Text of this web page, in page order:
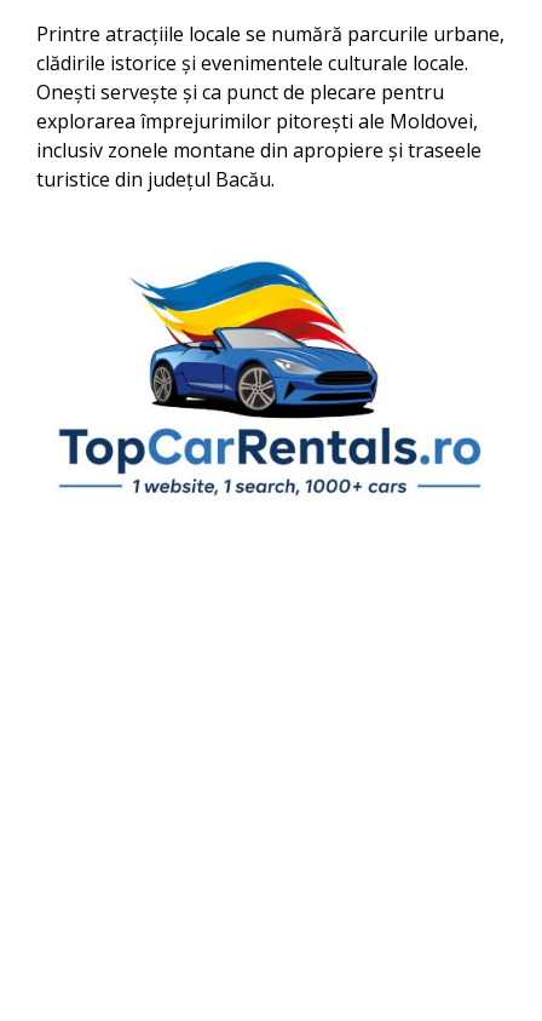
Printre atracțiile locale se numără parcurile urbane,
clădirile istorice și evenimentele culturale locale.
Onești servește și ca punct de plecare pentru
explorarea împrejurimilor pitorești ale Moldovei,
inclusiv zonele montane din apropiere și traseele
turistice din județul Bacău.